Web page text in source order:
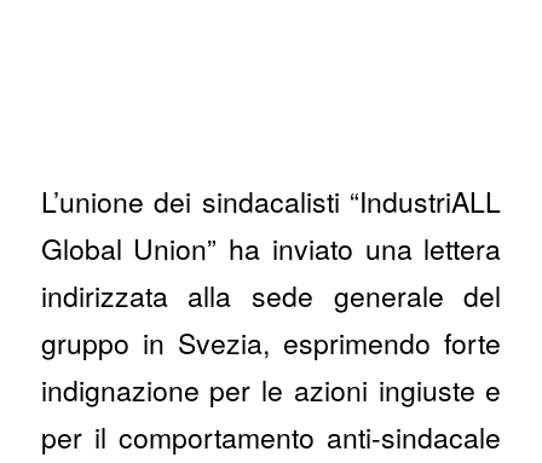
L’unione dei sindacalisti “IndustriALL
Global Union” ha inviato una lettera
indirizzata alla sede generale del
gruppo in Svezia, esprimendo forte
indignazione per le azioni ingiuste e
per il comportamento anti-sindacale